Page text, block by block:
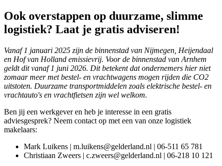
Ook overstappen op duurzame, slimme
logistiek? Laat je gratis adviseren!
Vanaf 1 januari 2025 zijn de binnenstad van Nijmegen, Heijendaal
en Hof van Holland emissievrij. Voor de binnenstad van Arnhem
geldt dit vanaf 1 juni 2026. Dit betekent dat ondernemers hier niet
zomaar meer met bestel- en vrachtwagens mogen rijden die CO2
uitstoten. Duurzame transportmiddelen zoals elektrische bestel- en
vrachtauto's en vrachtfietsen zijn wel welkom.
Ben jij een werkgever en heb je interesse in een gratis
adviesgesprek? Neem contact op met een van onze logistiek
makelaars:
Mark Luikens | m.luikens@gelderland.nl | 06-511 65 781
Christiaan Zweers | c.zweers@gelderland.nl | 06-218 10 121